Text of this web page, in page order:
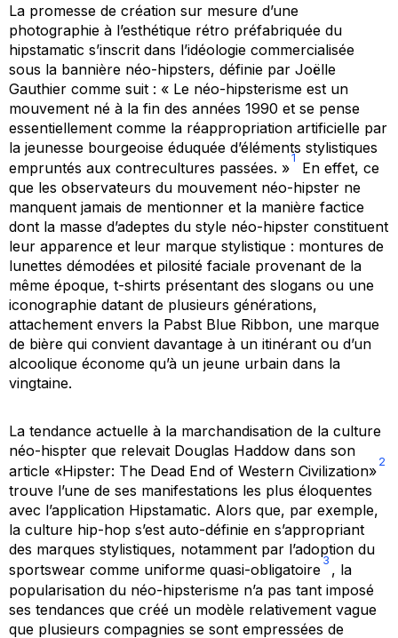
La promesse de création sur mesure d’une
photographie à l’esthétique rétro préfabriquée du
hipstamatic s’inscrit dans l’idéologie commercialisée
sous la bannière néo-hipsters, définie par Joëlle
Gauthier comme suit : « Le néo-hipsterisme est un
mouvement né à la fin des années 1990 et se pense
essentiellement comme la réappropriation artificielle par
la jeunesse bourgeoise éduquée d’éléments stylistiques
empruntés aux contrecultures passées. »
1
En effet, ce
que les observateurs du mouvement néo-hipster ne
manquent jamais de mentionner et la manière factice
dont la masse d’adeptes du style néo-hipster constituent
leur apparence et leur marque stylistique : montures de
lunettes démodées et pilosité faciale provenant de la
même époque, t-shirts présentant des slogans ou une
iconographie datant de plusieurs générations,
attachement envers la Pabst Blue Ribbon, une marque
de bière qui convient davantage à un itinérant ou d’un
alcoolique économe qu’à un jeune urbain dans la
vingtaine.
La tendance actuelle à la marchandisation de la culture
néo-hispter que relevait Douglas Haddow dans son
article «Hipster: The Dead End of Western Civilization»
2
trouve l’une de ses manifestations les plus éloquentes
avec l’application Hipstamatic. Alors que, par exemple,
la culture hip-hop s’est auto-définie en s’appropriant
des marques stylistiques, notamment par l’adoption du
sportswear comme uniforme quasi-obligatoire
3
, la
popularisation du néo-hipsterisme n’a pas tant imposé
ses tendances que créé un modèle relativement vague
que plusieurs compagnies se sont empressées de